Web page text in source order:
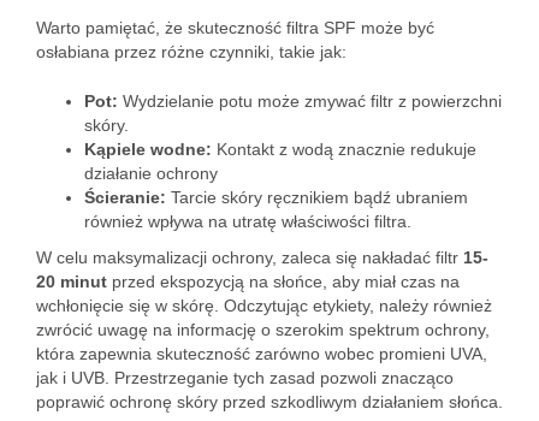
Warto pamiętać, że skuteczność filtra SPF może być
osłabiana przez różne czynniki, takie jak:
Pot: Wydzielanie potu może zmywać filtr z powierzchni
skóry.
Kąpiele wodne: Kontakt z wodą znacznie redukuje
działanie ochrony
Ścieranie: Tarcie skóry ręcznikiem bądź ubraniem
również wpływa na utratę właściwości filtra.
W celu maksymalizacji ochrony, zaleca się nakładać filtr 15-
20 minut przed ekspozycją na słońce, aby miał czas na
wchłonięcie się w skórę. Odczytując etykiety, należy również
zwrócić uwagę na informację o szerokim spektrum ochrony,
która zapewnia skuteczność zarówno wobec promieni UVA,
jak i UVB. Przestrzeganie tych zasad pozwoli znacząco
poprawić ochronę skóry przed szkodliwym działaniem słońca.